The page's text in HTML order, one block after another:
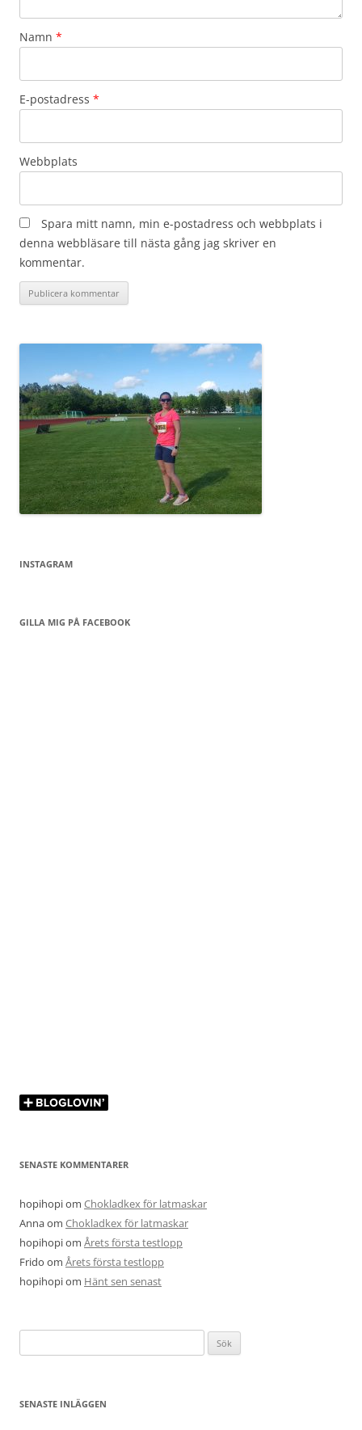
Namn *
E-postadress *
Webbplats
Spara mitt namn, min e-postadress och webbplats i
denna webbläsare till nästa gång jag skriver en
kommentar.
INSTAGRAM
GILLA MIG PÅ FACEBOOK
SENASTE KOMMENTARER
hopihopiom Chokladkex för latmaskar
Annaom Chokladkex för latmaskar
hopihopiom Årets första testlopp
Frido om Årets första testlopp
hopihopiom Hänt sen senast
efter:
SENASTE INLÄGGEN